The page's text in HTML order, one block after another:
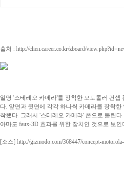
출처 : http://clien.career.co.kr/zboard/
일명 '스테레오 카메라'를 장착한 모토롤러 컨
다. 앞면과 뒷면에 각각 하나씩 카메라를 장착
착했다. 그래서 '스테레오 카메라' 폰으로 불린다.
아마도 faux-3D 효과를 위한 장치인 것으로 보인
[소스] http://gizmodo.com/368447/concept-